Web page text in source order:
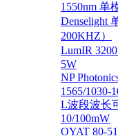
1550nm 单
Denselight
200KHZ）
LumIR
5W
NP
1565/1030-
L波段波长
10/100mW
OYAT 80-